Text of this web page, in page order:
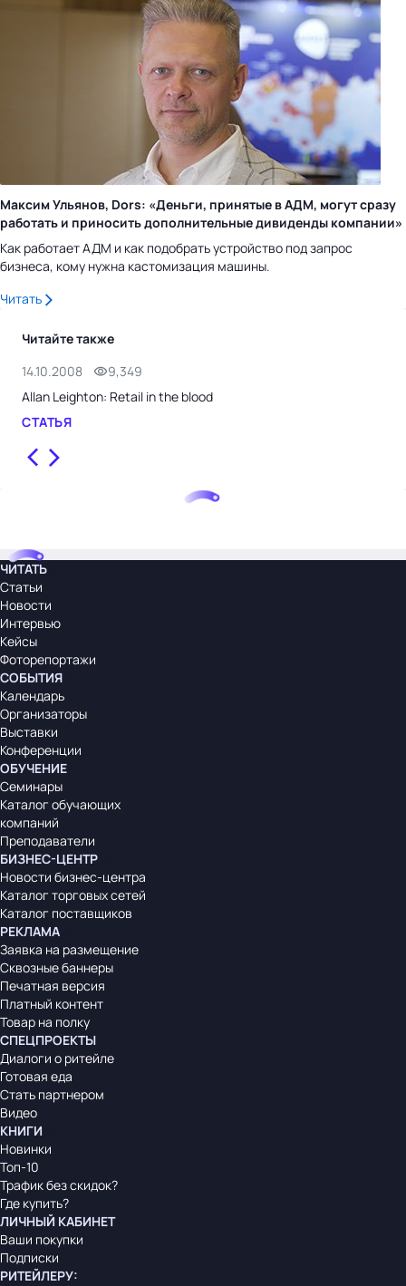
Максим Ульянов, Dors: «Деньги, принятые в АДМ, могут сразу
работать и приносить дополнительные дивиденды компании»
Как работает АДМ и как подобрать устройство под запрос
бизнеса, кому нужна кастомизация машины.
Читать
Читайте также
14.10.2008
9,349
Allan Leighton: Retail in the blood
СТАТЬЯ
ЧИТАТЬ
Статьи
Новости
Интервью
Кейсы
Фоторепортажи
СОБЫТИЯ
Календарь
Организаторы
Выставки
Конференции
ОБУЧЕНИЕ
Семинары
Каталог обучающих
компаний
Преподаватели
БИЗНЕС-ЦЕНТР
Новости бизнес-центра
Каталог торговых сетей
Каталог поставщиков
РЕКЛАМА
Заявка на размещение
Сквозные баннеры
Печатная версия
Платный контент
Товар на полку
СПЕЦПРОЕКТЫ
Диалоги о ритейле
Готовая еда
Стать партнером
Видео
КНИГИ
Новинки
Топ-10
Трафик без скидок?
Где купить?
ЛИЧНЫЙ КАБИНЕТ
Ваши покупки
Подписки
РИТЕЙЛЕРУ: